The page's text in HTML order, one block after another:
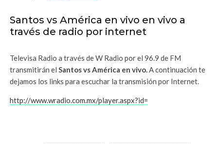
Santos vs América en vivo en vivo a
través de radio por internet
Televisa Radio a través de W Radio por el 96.9 de FM
transmitirán el Santos vs América en vivo.A continuación te
dejamos los links para escuchar la transmisión por Internet.
http://www.wradio.com.mx/player.aspx?id=